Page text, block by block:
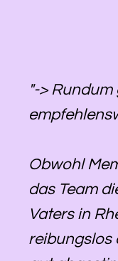
"->
Obwohl
das Team
Vaters in
reibungslos